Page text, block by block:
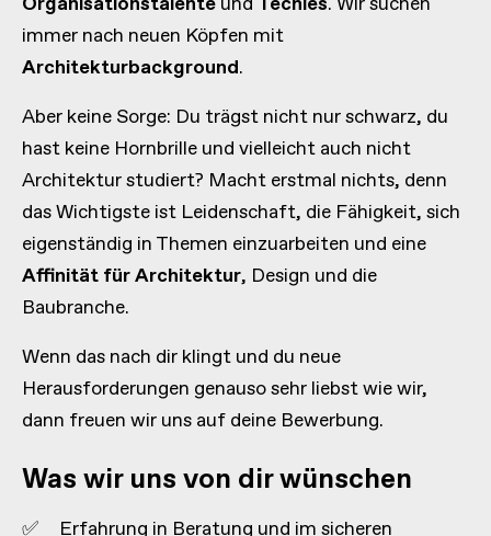
immer nach neuen Köpfen mit
Architekturbackground.
Aber keine Sorge: Du trägst nicht nur schwarz, du
hast keine Hornbrille und vielleicht auch nicht
Architektur studiert? Macht erstmal nichts, denn
das Wichtigste ist Leidenschaft, die Fähigkeit, sich
eigenständig in Themen einzuarbeiten und eine
Affinität für Architektur, Design und die
Baubranche.
Wenn das nach dir klingt und du neue
Herausforderungen genauso sehr liebst wie wir,
dann freuen wir uns auf deine Bewerbung.
Was wir uns von dir wünschen
Erfahrung in Beratung und im sicheren